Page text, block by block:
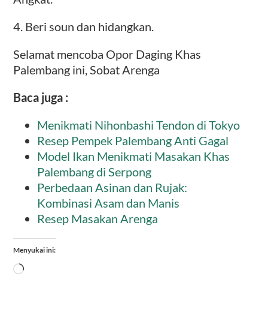
4. Beri soun dan hidangkan.
Selamat mencoba Opor Daging Khas
Palembang ini, Sobat Arenga
Baca juga :
Menikmati Nihonbashi Tendon di Tokyo
Resep Pempek Palembang Anti Gagal
Model Ikan Menikmati Masakan Khas
Palembang di Serpong
Perbedaan Asinan dan Rujak:
Kombinasi Asam dan Manis
Resep Masakan Arenga
Menyukai ini:
Memuat...